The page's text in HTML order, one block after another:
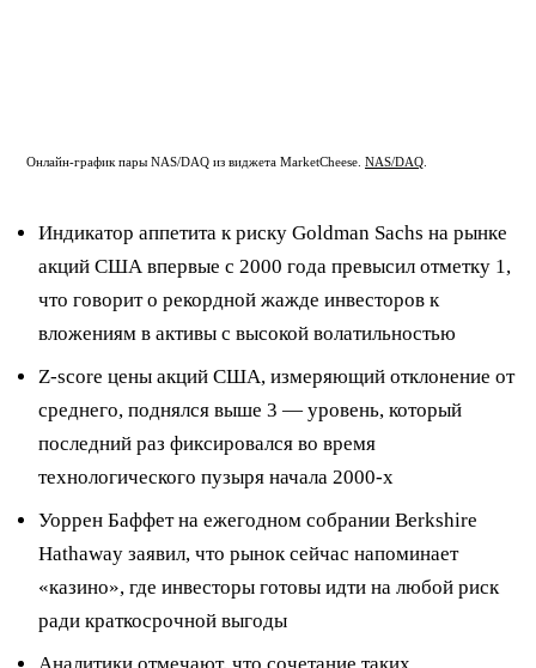
Онлайн-график пары NAS/DAQ из виджета MarketCheese. NAS/DAQ
Индикатор аппетита к риску Goldman Sachs на рынке
акций США впервые с 2000 года превысил отметку 1,
что говорит о рекордной жажде инвесторов к
вложениям в активы с высокой волатильностью
Z-score цены акций США, измеряющий отклонение от
среднего, поднялся выше 3 — уровень, который
последний раз фиксировался во время
технологического пузыря начала 2000-х
Уоррен Баффет на ежегодном собрании Berkshire
Hathaway заявил, что рынок сейчас напоминает
«казино», где инвесторы готовы идти на любой риск
ради краткосрочной выгоды
Аналитики отмечают, что сочетание таких